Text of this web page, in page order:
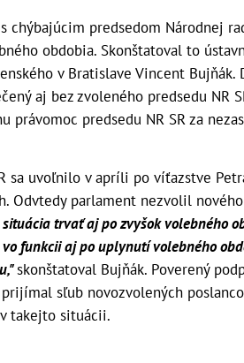
s chýbajúcim predsedom Národnej
obdobia. Skonštatoval to
v Bratislave Vincent
aj bez zvoleného predsedu NR
právomoc predsedu NR SR za
sa uvoľnilo v apríli po víťazstve
Odvtedy parlament nezvolil
trvať aj po zvyšok volebného
funkcii aj po uplynutí volebného
skonštatoval Bujňák. Poverený
sľub novozvolených
takejto situácii.